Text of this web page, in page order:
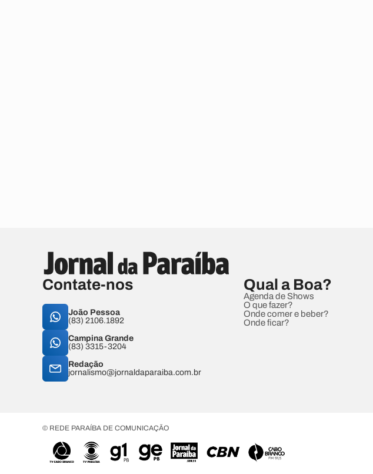
Contate-nos
João Pessoa
(83) 2106.1892
Campina Grande
(83) 3315-3204
Redação
jornalismo@jornaldaparaiba.com.br
Qual a Boa?
Agenda de Shows
O que fazer?
Onde comer e beber?
Onde ficar?
© REDE PARAÍBA DE COMUNICAÇÃO